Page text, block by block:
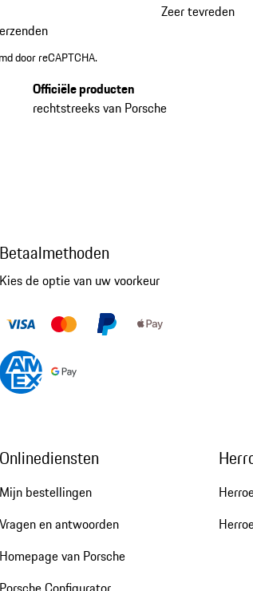
Zeer tevreden
door reCAPTCHA.
Officiële producten
rechtstreeks van Porsche
Betaalmethoden
Kies de optie van uw voorkeur
Onlinediensten
Mijn bestellingen
Vragen en antwoorden
Homepage van Porsche